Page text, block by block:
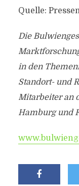
Quelle:
Die
in den
Standort- und
Mitarbeiter an
Hamburg und